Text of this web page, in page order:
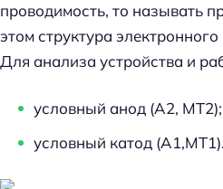
проводимость, то называть
этом структура
Для анализа устройства и
условный анод (А2, МТ2);
условный катод (А1,МТ1).